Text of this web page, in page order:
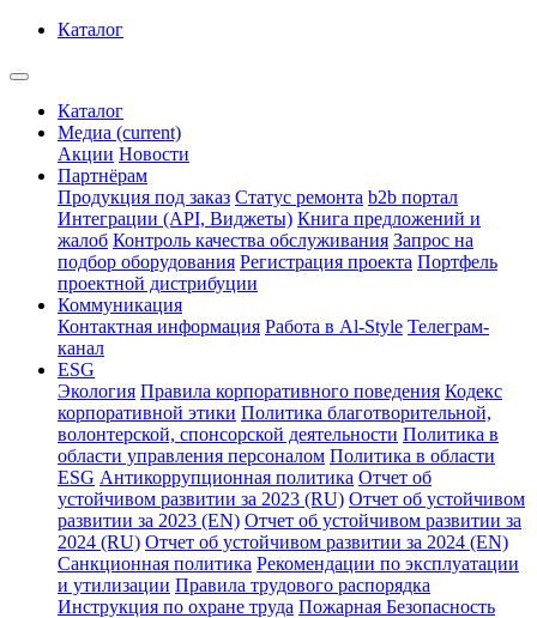
Каталог
Каталог
Медиа (current)
Акции Новости
Партнёрам
Продукция под заказ Статус ремонта b2b портал
Интеграции (API, Виджеты) Книга предложений и
жалоб Контроль качества обслуживания Запрос на
подбор оборудования Регистрация проекта Портфель
проектной дистрибуции
Коммуникация
Контактная информация Работа в Al-Style Телеграм-
канал
ESG
Экология Правила корпоративного поведения Кодекс
корпоративной этики Политика благотворительной,
волонтерской, спонсорской деятельности Политика в
области управления персоналом Политика в области
ESG Антикоррупционная политика Отчет об
устойчивом развитии за 2023 (RU) Отчет об устойчивом
развитии за 2023 (EN) Отчет об устойчивом развитии за
2024 (RU) Отчет об устойчивом развитии за 2024 (EN)
Санкционная политика Рекомендации по эксплуатации
и утилизации Правила трудового распорядка
Инструкция по охране труда Пожарная Безопасность